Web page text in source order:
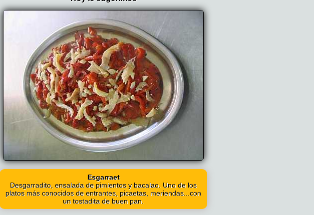
Esgarraet
Desgarradito, ensalada de pimientos y bacalao. Uno de los
platos más conocidos de entrantes, picaetas, meriendas...con
un tostadita de buen pan.